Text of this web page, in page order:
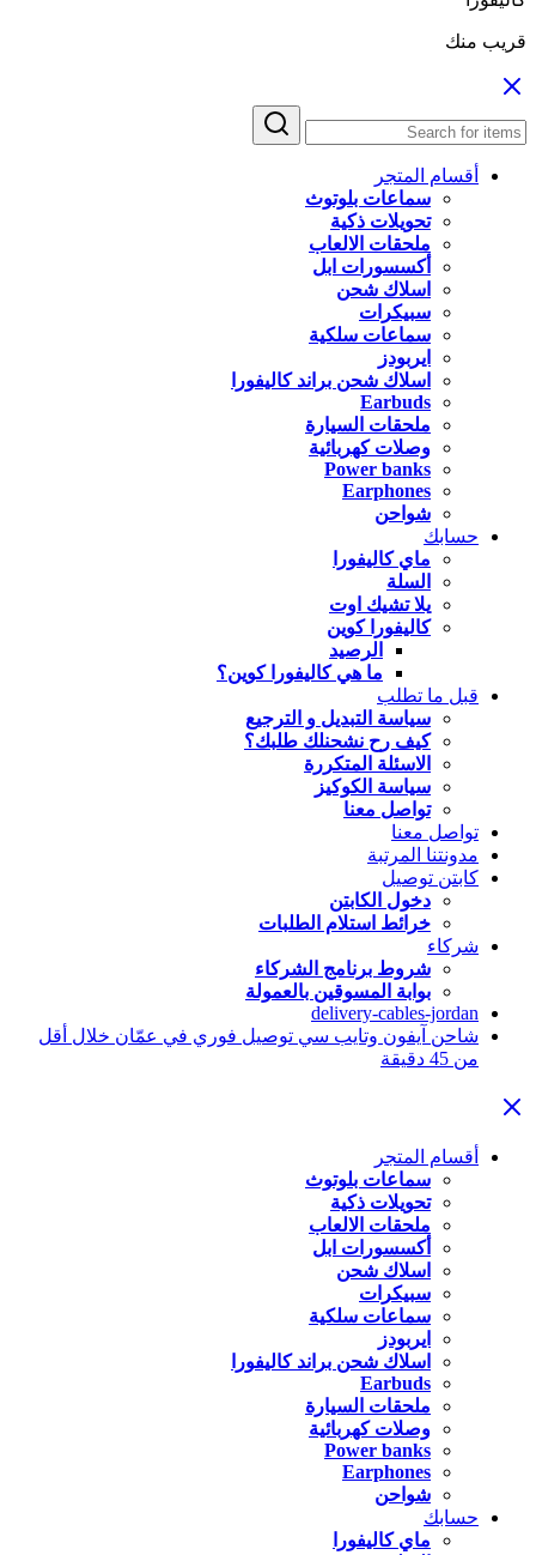
قريب منك
أقسام المتجر
سماعات بلوتوث
تحويلات ذكية
ملحقات الالعاب
أكسسورات ابل
اسلاك شحن
سبيكرات
سماعات سلكية
ايربودز
اسلاك شحن براند كاليفورا
Earbuds
ملحقات السيارة
وصلات كهربائية
Power banks
Earphones
شواحن
حسابك
ماي كاليفورا
السلة
يلا تشيك اوت
كاليفورا كوين
الرصيد
ما هي كاليفورا كوين؟
قبل ما تطلب
سياسة التبديل و الترجيع
كيف رح نشحنلك طلبك؟
الاسئلة المتكررة
سياسة الكوكيز
تواصل معنا
تواصل معنا
مدونتنا المرتبة
كابتن توصيل
دخول الكابتن
خرائط استلام الطلبات
شركاء
شروط برنامج الشركاء
بوابة المسوقين بالعمولة
delivery-cables-jordan
شاحن آيفون وتايب سي توصيل فوري في عمّان خلال أقل
من 45 دقيقة
أقسام المتجر
سماعات بلوتوث
تحويلات ذكية
ملحقات الالعاب
أكسسورات ابل
اسلاك شحن
سبيكرات
سماعات سلكية
ايربودز
اسلاك شحن براند كاليفورا
Earbuds
ملحقات السيارة
وصلات كهربائية
Power banks
Earphones
شواحن
حسابك
ماي كاليفورا